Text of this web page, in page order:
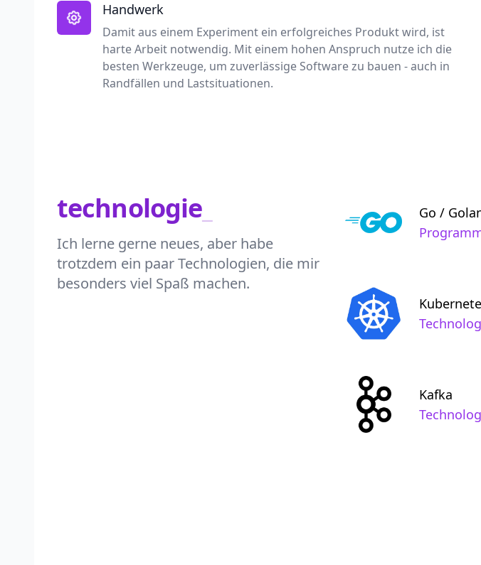
Handwerk
Damit aus einem Experiment ein erfolgreiches Produkt wird, ist
harte Arbeit notwendig. Mit einem hohen Anspruch nutze ich die
besten Werkzeuge, um zuverlässige Software zu bauen - auch in
Randfällen und Lastsituationen.
technologie
Ich lerne gerne neues, aber habe
trotzdem ein paar Technologien, die mir
besonders viel Spaß machen.
Go /
Kafka